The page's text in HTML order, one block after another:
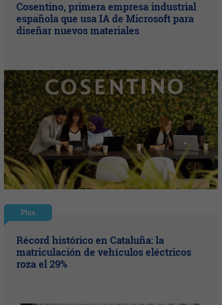
Cosentino, primera empresa industrial
española que usa IA de Microsoft para
diseñar nuevos materiales
Plus
Récord histórico en Cataluña: la
matriculación de vehículos eléctricos
roza el 29%